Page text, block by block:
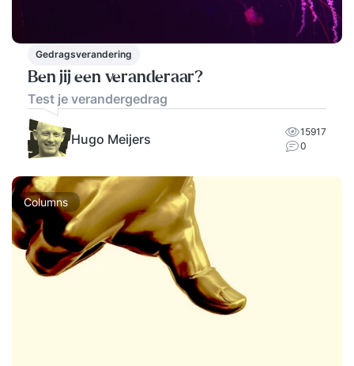
Gedragsverandering
Ben jij een veranderaar?
Test je verandergedrag
Hugo Meijers
15917
0
Columns